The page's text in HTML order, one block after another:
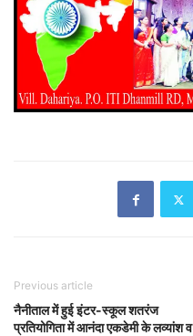
Previous article
नैनीताल में हुई इंटर-स्कूल शतरंज
प्रतियोगिता में आनंदा एकडेमी के लव्यांश व